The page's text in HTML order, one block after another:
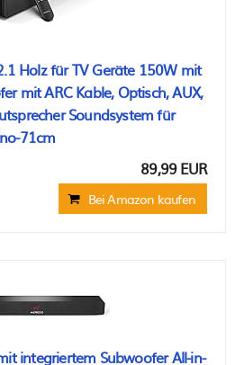
Holz für TV Geräte 150W mit
mit ARC Kable, Optisch, AUX,
Soundsystem für
71cm
89,99 EUR
Bei Amazon kaufen
integriertem Subwoofer All-in-